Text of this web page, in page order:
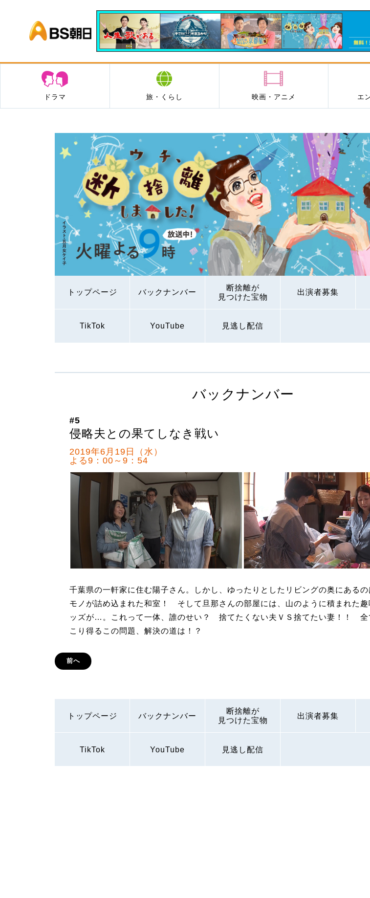
BS朝日
ドラマ 旅・くらし 映画・アニメ エ
トップページ バックナンバー
断捨離が
見つけた宝物
出演者募集
TikTok YouTube 見逃し配信
バックナンバー
#5
侵略夫との果てしなき戦い
2019年6月19日（水）
よる9：00～9：54
千葉県の一軒家に住む陽子さん。しかし、ゆったりとしたリビングの奥にある
モノが詰め込まれた和室！ そして旦那さんの部屋には、山のように積まれた趣
ッズが…。これって一体、誰のせい？ 捨てたくない夫ＶＳ捨てたい妻！！ 全
こり得るこの問題、解決の道は！？
前へ
トップページ バックナンバー
断捨離が
見つけた宝物
出演者募集
TikTok YouTube 見逃し配信